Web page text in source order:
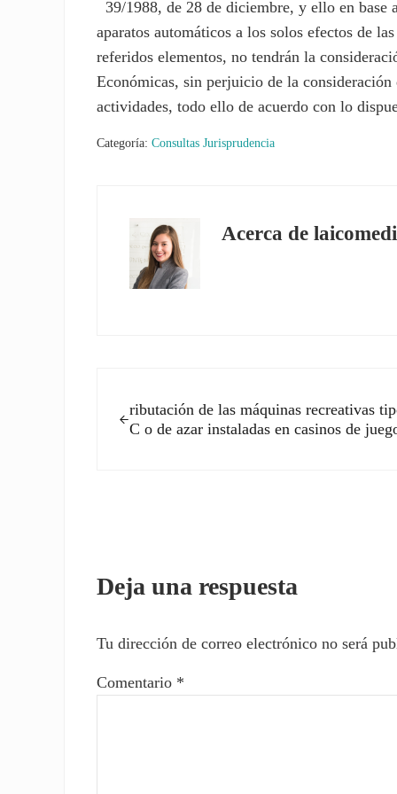
39/1988, de 28 de diciembre, y ello en base
aparatos automáticos a los solos efectos de
referidos elementos, no tendrán la
Económicas, sin perjuicio de la
actividades, todo ello de acuerdo con lo
Categoría:Consultas Jurisprudencia
Acerca de
ributación de las máquinas recreativas
C o de azar instaladas en casinos de
Deja una respuesta
Tu dirección de correo electrónico no será
Comentario *